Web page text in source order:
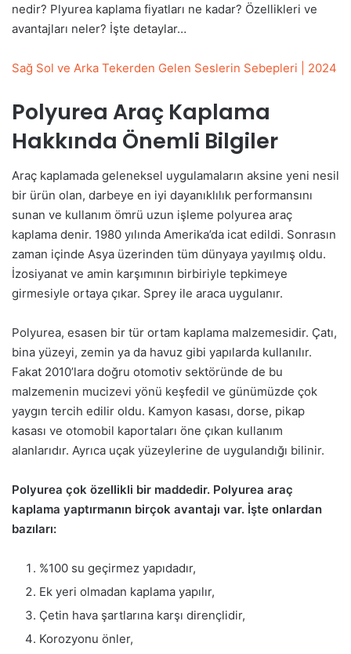
nedir? Plyurea kaplama fiyatları ne kadar? Özellikleri ve
avantajları neler? İşte detaylar…
Sağ Sol ve Arka Tekerden Gelen Seslerin Sebepleri | 2024
Polyurea Araç Kaplama
Hakkında Önemli Bilgiler
Araç kaplamada geleneksel uygulamaların aksine yeni nesil
bir ürün olan, darbeye en iyi dayanıklılık performansını
sunan ve kullanım ömrü uzun işleme polyurea araç
kaplama denir. 1980 yılında Amerika’da icat edildi. Sonrasın
zaman içinde Asya üzerinden tüm dünyaya yayılmış oldu.
İzosiyanat ve amin karşımının birbiriyle tepkimeye
girmesiyle ortaya çıkar. Sprey ile araca uygulanır.
Polyurea, esasen bir tür ortam kaplama malzemesidir. Çatı,
bina yüzeyi, zemin ya da havuz gibi yapılarda kullanılır.
Fakat 2010’lara doğru otomotiv sektöründe de bu
malzemenin mucizevi yönü keşfedil ve günümüzde çok
yaygın tercih edilir oldu. Kamyon kasası, dorse, pikap
kasası ve otomobil kaportaları öne çıkan kullanım
alanlarıdır. Ayrıca uçak yüzeylerine de uygulandığı bilinir.
Polyurea çok özellikli bir maddedir. Polyurea araç
kaplama yaptırmanın birçok avantajı var. İşte onlardan
bazıları:
%100 su geçirmez yapıdadır,
Ek yeri olmadan kaplama yapılır,
Çetin hava şartlarına karşı dirençlidir,
Korozyonu önler,